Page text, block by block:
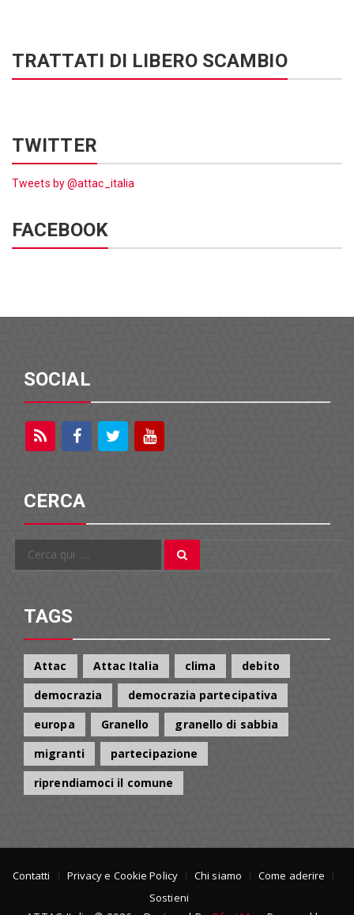
TRATTATI DI LIBERO SCAMBIO
TWITTER
Tweets by @attac_italia
FACEBOOK
SOCIAL
CERCA
Cerca
TAGS
Attac Attac Italia clima
debito
democrazia
democrazia partecipativa
europa
Granello
granello di sabbia
migranti
partecipazione
riprendiamoci il comune
Contatti Privacy e Cookie Policy Chi siamo
Come aderire
Sostieni